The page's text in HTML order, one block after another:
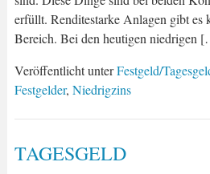
erfüllt. Renditestarke Anlagen gibt es
Bereich. Bei den heutigen niedrigen
Veröffentlicht unterFestgeld/
Festgelder, Niedrigzins
TAGESGELD